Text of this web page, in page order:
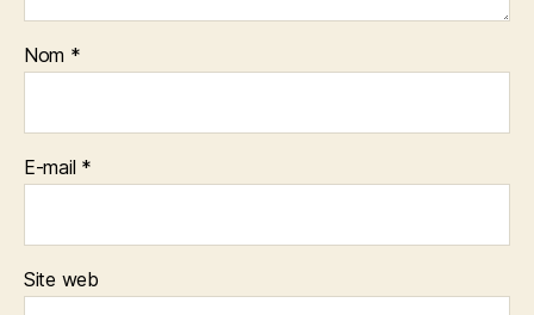
Nom *
E-mail *
Site web